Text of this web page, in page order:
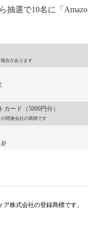
選で10名に「
合があります
ード（5000円分）
関連会社の商標です
ア株式会社の登録商標です。